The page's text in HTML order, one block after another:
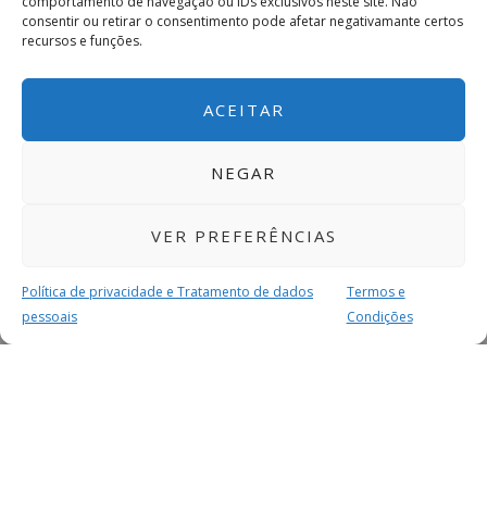
consentir ou retirar o consentimento pode afetar negativamante certos
recursos e funções.
ACEITAR
NEGAR
VER PREFERÊNCIAS
Política de privacidade e Tratamento de dados
pessoais
Termos e
Condições